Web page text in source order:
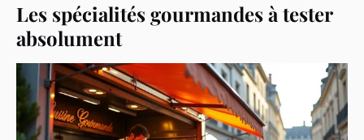
Les spécialités gourmandes à tester
absolument